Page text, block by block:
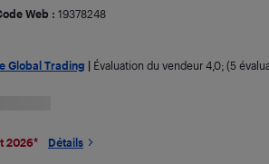
Web : 19378248
Global Trading Évaluation du vendeur 4,0; (5
2026* Détails